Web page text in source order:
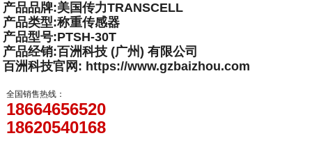
产品品牌:美国传力TRANSCELL
产品类型:称重传感器
产品型号:PTSH-30T
产品经销:百洲科技 (广州) 有限公司
百洲科技官网: https://www.gzbaizhou.com
全国销售热线：
18664656520
18620540168